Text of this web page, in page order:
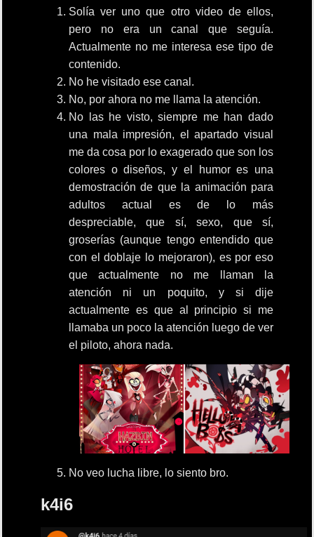
Solía ver uno que otro video de ellos,
pero no era un canal que seguía.
Actualmente no me interesa ese tipo de
contenido.
No he visitado ese canal.
No, por ahora no me llama la atención.
No las he visto, siempre me han dado
una mala impresión, el apartado visual
me da cosa por lo exagerado que son los
colores o diseños, y el humor es una
demostración de que la animación para
adultos actual es de lo más
despreciable, que sí, sexo, que sí,
groserías (aunque tengo entendido que
con el doblaje lo mejoraron), es por eso
que actualmente no me llaman la
atención ni un poquito, y si dije
actualmente es que al principio si me
llamaba un poco la atención luego de ver
el piloto, ahora nada.
No veo lucha libre, lo siento bro.
k4i6